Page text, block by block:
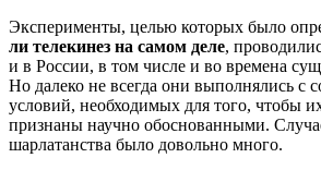
Эксперименты, целью которых было
ли телекинез на самом деле,
и в России, в том числе и во времена
Но далеко не всегда они выполнялись с
условий, необходимых для того, чтобы
признаны научно обоснованными.
шарлатанства было довольно много.